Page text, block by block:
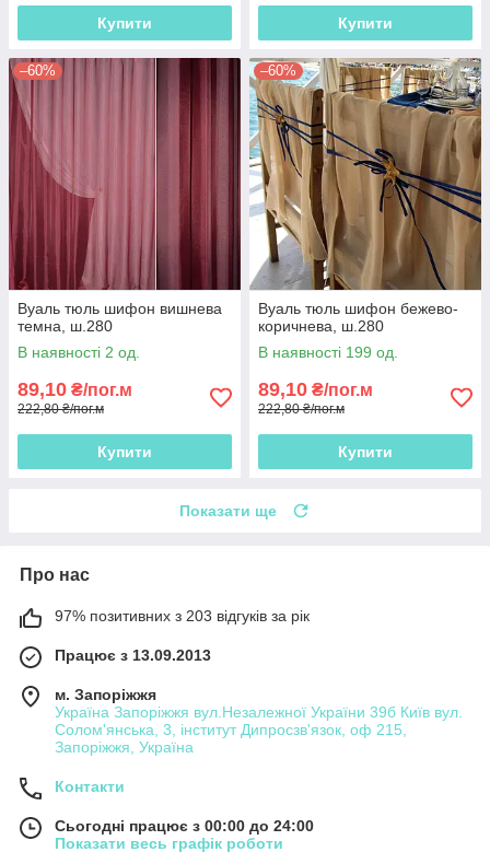
Купити Купити
–60%
Вуаль тюль шифон вишнева
темна, ш.280
В наявності 2 од.
89,10 ₴/пог.м
222,80 ₴/пог.м
Купити
–60%
Вуаль тюль шифон бежево-
коричнева, ш.280
В наявності 199 од.
89,10 ₴/пог.м
222,80 ₴/пог.м
Купити
Показати ще
Про нас
97% позитивних з 203 відгуків за рік
Працює з 13.09.2013
м. Запоріжжя
Україна Запоріжжя вул.Незалежної України 39б Київ вул.
Солом'янська, 3, інститут Дипросзв'язок, оф 215,
Запоріжжя, Україна
Контакти
Сьогодні працює з 00:00 до 24:00
Показати весь графік роботи